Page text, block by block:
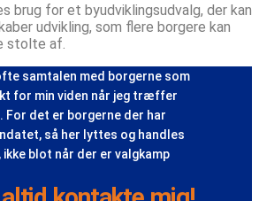
brug for et byudviklingsudvalg, der kan
udvikling, som flere borgere kan
stolte af.
samtalen med borgerne som
for min viden når jeg træffer
For det er borgerne der har
så her lyttes og handles
blot når der er valgkamp